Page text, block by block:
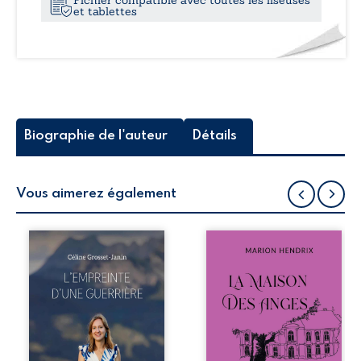
et tablettes
Biographie de l'auteur Détails
Vous aimerez également
Que reste-t-il de
l’enfance lorsque
la maladie impose
ses propres règles
? L’empreinte
d’une guerrière
livre, sans détour,
le récit d’un
quotidien
Nous sommes en
après le décès du
patriarche
Anatole-Eustache.
La famille devra
affronter non
seulement un
inconnu qui rôde